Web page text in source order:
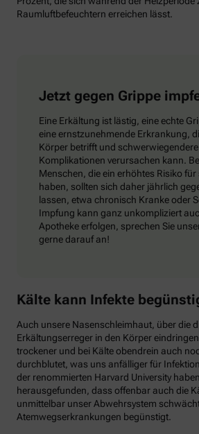
Raumluftbefeuchtern erreichen lässt.
Jetzt gegen Grippe
Eine Erkältung ist lästig, eine echte
eine ernstzunehmende Erkrankung,
Körper betrifft und
Komplikationen verursachen kann.
Menschen, die ein erhöhtes Risiko
haben, sollten sich daher jährlich
lassen, etwa chronisch Kranke oder
Impfung kann ganz unkompliziert
Apotheke erfolgen, sprechen Sie
gerne darauf an!
Kälte kann Infekte
Auch unsere Nasenschleimhaut, über die
Erkältungserreger in den Körper
trockener und bei Kälte obendrein auch
durchblutet, was uns anfälliger für
der renommierten Harvard University
herausgefunden, dass offenbar auch die
unmittelbar unser Abwehrsystem
Atemwegserkrankungen begünstigt.